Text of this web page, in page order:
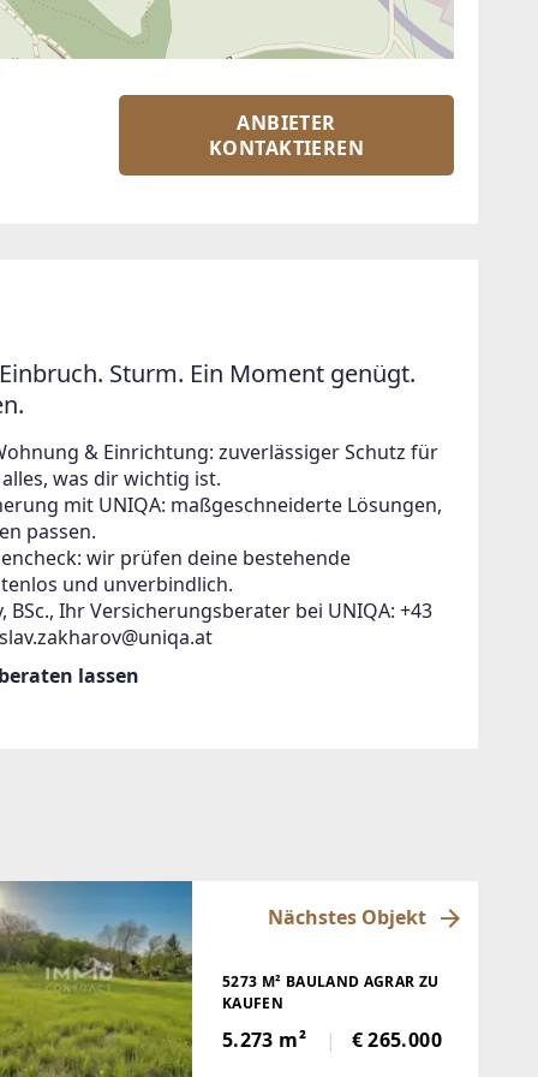
ANBIETER
KONTAKTIEREN
Sturm. Ein Moment genügt.
& Einrichtung: zuverlässiger Schutz für
was dir wichtig ist.
mit UNIQA: maßgeschneiderte Lösungen,
passen.
wir prüfen deine bestehende
und unverbindlich.
BSc., Ihr Versicherungsberater bei UNIQA: +43
lassen
Nächstes Objekt
5273 M² BAULAND AGRAR ZU
KAUFEN
5.273 m² € 265.000